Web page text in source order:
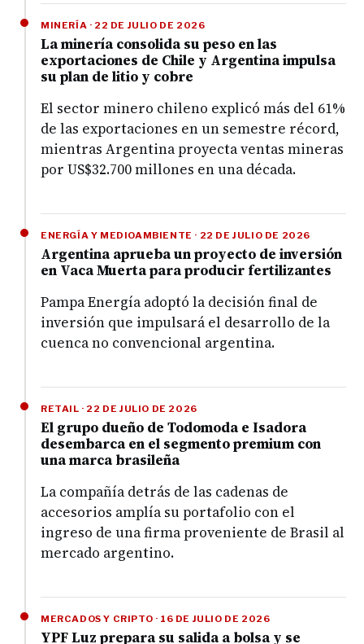
MINERÍA · 22 DE JULIO DE 2026
La minería consolida su peso en las
exportaciones de Chile y Argentina impulsa
su plan de litio y cobre
El sector minero chileno explicó más del 61%
de las exportaciones en un semestre récord,
mientras Argentina proyecta ventas mineras
por US$32.700 millones en una década.
ENERGÍA Y MEDIOAMBIENTE · 22 DE JULIO DE 2026
Argentina aprueba un proyecto de inversión
en Vaca Muerta para producir fertilizantes
Pampa Energía adoptó la decisión final de
inversión que impulsará el desarrollo de la
cuenca no convencional argentina.
RETAIL · 22 DE JULIO DE 2026
El grupo dueño de Todomoda e Isadora
desembarca en el segmento premium con
una marca brasileña
La compañía detrás de las cadenas de
accesorios amplía su portafolio con el
ingreso de una firma proveniente de Brasil al
mercado argentino.
MERCADOS Y CRIPTO · 16 DE JULIO DE 2026
YPF Luz prepara su salida a bolsa y se